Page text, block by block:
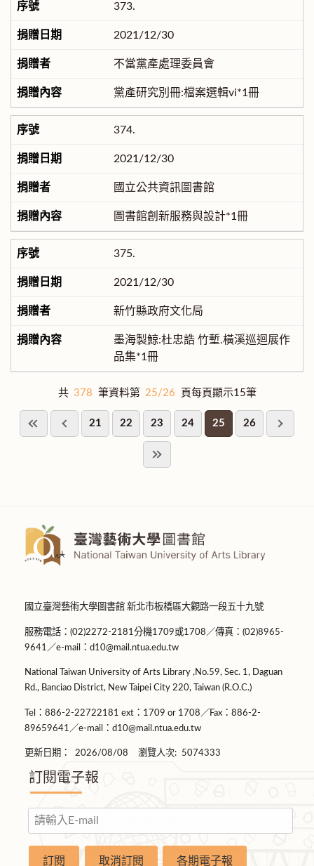
373.
2021/12/30
不當黨產處理委員會
黨產研究別冊:檔案選輯vi*1冊
374.
2021/12/30
國立公共資訊圖書館
圖書館創新服務與設計*1冊
375.
2021/12/30
新竹縣政府文化局
墨海製鯨:杜忠誥 竹塹.橫溪巡迴展作
品集*1冊
共 378 筆資料第 25/26 頁每頁顯示15筆
21 22 23 24 25 26
國立臺灣藝術大學圖書館 新北市板橋區大觀路一段五十九號
服務電話：(02)2272-2181分機1709或1708／傳真：(02)8965-
9641／e-mail：d10@mail.ntua.edu.tw
National Taiwan University of Arts Library ,No.59, Sec. 1, Daguan
Rd., Banciao District, New Taipei City 220, Taiwan (R.O.C.)
Tel：886-2-22722181 ext：1709 or 1708／Fax：886-2-
89659641／e-mail：d10@mail.ntua.edu.tw
更新日期： 2026/08/08 瀏覽人次: 5074333
訂閱電子報